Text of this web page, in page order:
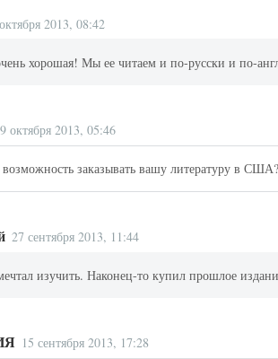
2013, 08:42
хорошая! Мы ее читаем и по-русски и по-
9 октября 2013, 05:46
заказывать вашу литературу в США?
27 сентября 2013, 11:44
изучить. Наконец-то купил прошлое
15 сентября 2013, 17:28